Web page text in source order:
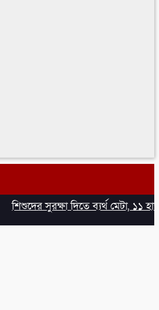
সুরক্ষা দিতে ব্যর্থ মেটা, ১১ হাজার